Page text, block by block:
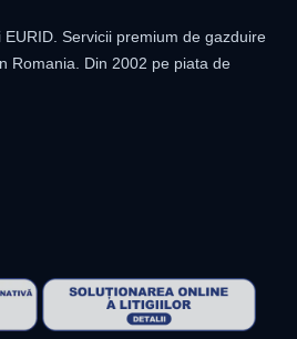
Servicii premium de gazduire
Romania. Din 2002 pe piata de